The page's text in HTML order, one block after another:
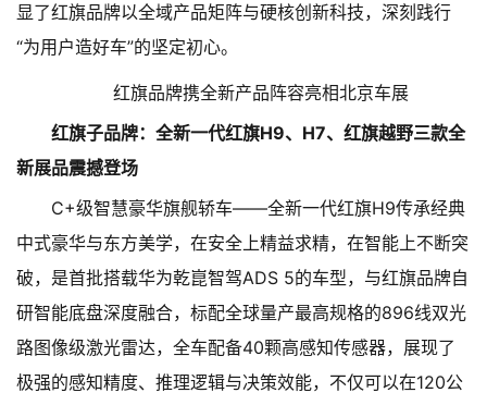
显了红旗品牌以全域产品矩阵与硬核创新科技，深刻践行
“为用户造好车”的坚定初心。
红旗品牌携全新产品阵容亮相北京车展
红旗子品牌：全新一代红旗H9、H7、红旗越野三款全
新展品震撼登场
C+级智慧豪华旗舰轿车——全新一代红旗H9传承经典
中式豪华与东方美学，在安全上精益求精，在智能上不断突
破，是首批搭载华为乾崑智驾ADS 5的车型，与红旗品牌自
研智能底盘深度融合，标配全球量产最高规格的896线双光
路图像级激光雷达，全车配备40颗高感知传感器，展现了
极强的感知精度、推理逻辑与决策效能，不仅可以在120公